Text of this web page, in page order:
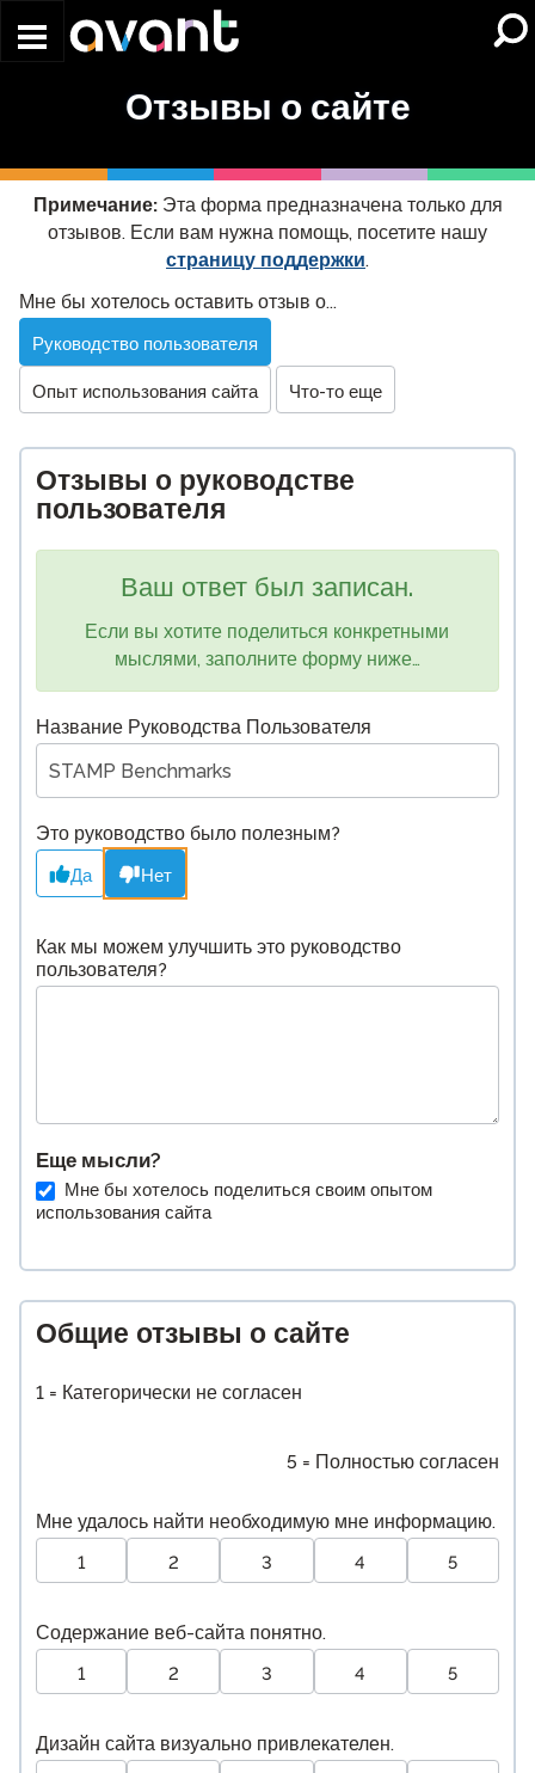
Отзывы о сайте
Примечание:Эта форма предназначена только для
отзывов. Если вам нужна помощь, посетите нашу
страницу поддержки.
Website
Feedback
Мне бы хотелось оставить отзыв о...
Руководство пользователя
Опыт использования сайта Что-то еще
Отзывы о руководстве
пользователя
Ваш ответ был записан.
Если вы хотите поделиться конкретными
мыслями, заполните форму ниже…
Название Руководства Пользователя
Это руководство было полезным?
Да Нет
Как мы можем улучшить это руководство
пользователя?
Еще мысли?
Мне бы хотелось поделиться своим опытом
использования сайта
Общие отзывы о сайте
1 = Категорически не согласен
5 = Полностью согласен
Мне удалось найти необходимую мне информацию.
1 2 3 4 5
Содержание веб-сайта понятно.
1 2 3 4 5
Дизайн сайта визуально привлекателен.